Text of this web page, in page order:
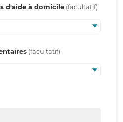
d'aide à domicile